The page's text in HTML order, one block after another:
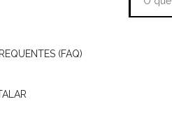
(FAQ)
Pósitron mais